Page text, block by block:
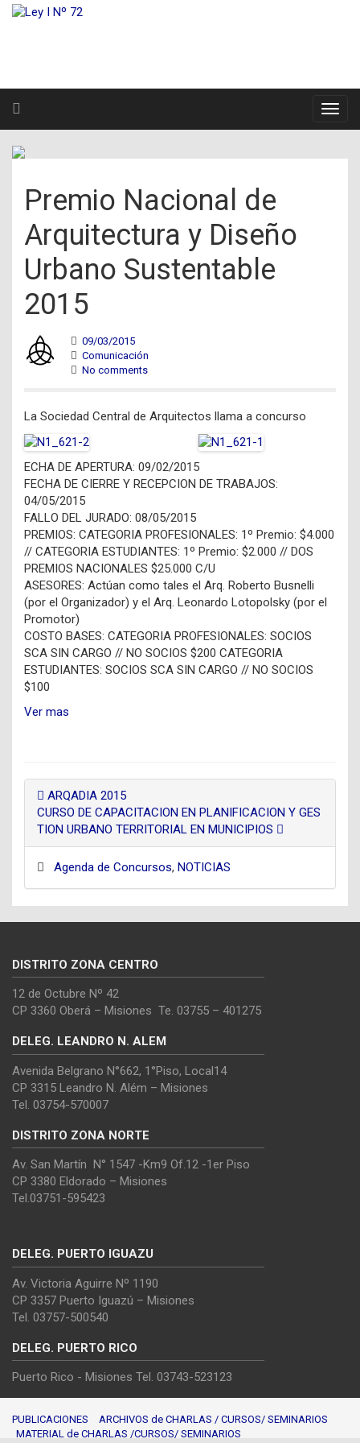
Premio Nacional de
Arquitectura y Diseño
Urbano Sustentable
2015
09/03/2015
Comunicación
No comments
La Sociedad Central de Arquitectos llama a concurso
ECHA DE APERTURA: 09/02/2015
FECHA DE CIERRE Y RECEPCION DE TRABAJOS:
04/05/2015
FALLO DEL JURADO: 08/05/2015
PREMIOS: CATEGORIA PROFESIONALES: 1º Premio: $4.000
// CATEGORIA ESTUDIANTES: 1º Premio: $2.000 // DOS
PREMIOS NACIONALES $25.000 C/U
ASESORES: Actúan como tales el Arq. Roberto Busnelli
(por el Organizador) y el Arq. Leonardo Lotopolsky (por el
Promotor)
COSTO BASES: CATEGORIA PROFESIONALES: SOCIOS
SCA SIN CARGO // NO SOCIOS $200 CATEGORIA
ESTUDIANTES: SOCIOS SCA SIN CARGO // NO SOCIOS
$100
Ver mas
ARQADIA 2015
CURSO DE CAPACITACION EN PLANIFICACION Y GES
TION URBANO TERRITORIAL EN MUNICIPIOS
Agenda de Concursos, NOTICIAS
DISTRITO ZONA CENTRO
12 de Octubre Nº 42
CP 3360 Oberá – Misiones Te. 03755 – 401275
DELEG. LEANDRO N. ALEM
Avenida Belgrano N°662, 1°Piso, Local14
CP 3315 Leandro N. Além – Misiones
Tel. 03754-570007
DISTRITO ZONA NORTE
Av. San Martín N° 1547 -Km9 Of.12 -1er Piso
CP 3380 Eldorado – Misiones
Tel.03751-595423
DELEG. PUERTO IGUAZU
Av. Victoria Aguirre Nº 1190
CP 3357 Puerto Iguazú – Misiones
Tel. 03757-500540
DELEG. PUERTO RICO
Puerto Rico - Misiones Tel. 03743-523123
PUBLICACIONES
ARCHIVOS de CHARLAS / CURSOS/ SEMINARIOS
MATERIAL de CHARLAS /CURSOS/ SEMINARIOS